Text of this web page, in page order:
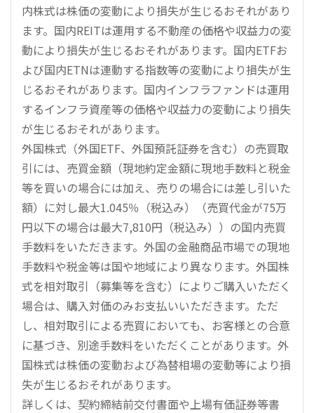
内株式は株価の変動により損失が生じるおそれがあり
ます。国内REITは運用する不動産の価格や収益力の変
動により損失が生じるおそれがあります。国内ETFお
よび国内ETNは連動する指数等の変動により損失が生
じるおそれがあります。国内インフラファンドは運用
するインフラ資産等の価格や収益力の変動により損失
が生じるおそれがあります。
外国株式（外国ETF、外国預託証券を含む）の売買取
引には、売買金額（現地約定金額に現地手数料と税金
等を買いの場合には加え、売りの場合には差し引いた
額）に対し最大1.045％（税込み）（売買代金が75万
円以下の場合は最大7,810円（税込み））の国内売買
手数料をいただきます。外国の金融商品市場での現地
手数料や税金等は国や地域により異なります。外国株
式を相対取引（募集等を含む）によりご購入いただく
場合は、購入対価のみお支払いいただきます。ただ
し、相対取引による売買においても、お客様との合意
に基づき、別途手数料をいただくことがあります。外
国株式は株価の変動および為替相場の変動等により損
失が生じるおそれがあります。
詳しくは、契約締結前交付書面や上場有価証券等書